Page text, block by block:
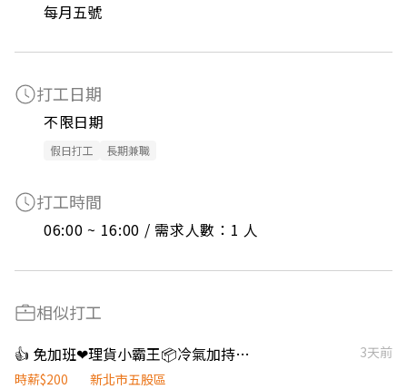
每月五號
打工日期
不限日期
假日打工 長期兼職
打工時間
06:00 ~ 16:00 / 需求人數：1 人
相似打工
👍 免加班❤理貨小霸王📦冷氣加持💛光速報到上班
3天前
時薪$200
新北市五股區